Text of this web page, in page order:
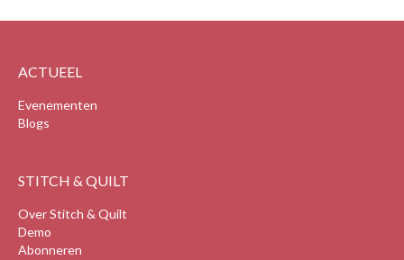
ACTUEEL
Evenementen
Blogs
STITCH & QUILT
Over Stitch & Quilt
Demo
Abonneren